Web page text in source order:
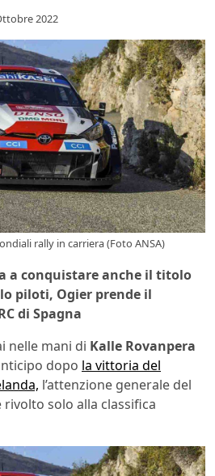
2022
rally in carriera (Foto ANSA)
a conquistare anche il titolo
piloti, Ogier prende il
di Spagna
nelle mani di Kalle Rovanpera
dopo la vittoria del
l’attenzione generale del
rivolto solo alla classifica